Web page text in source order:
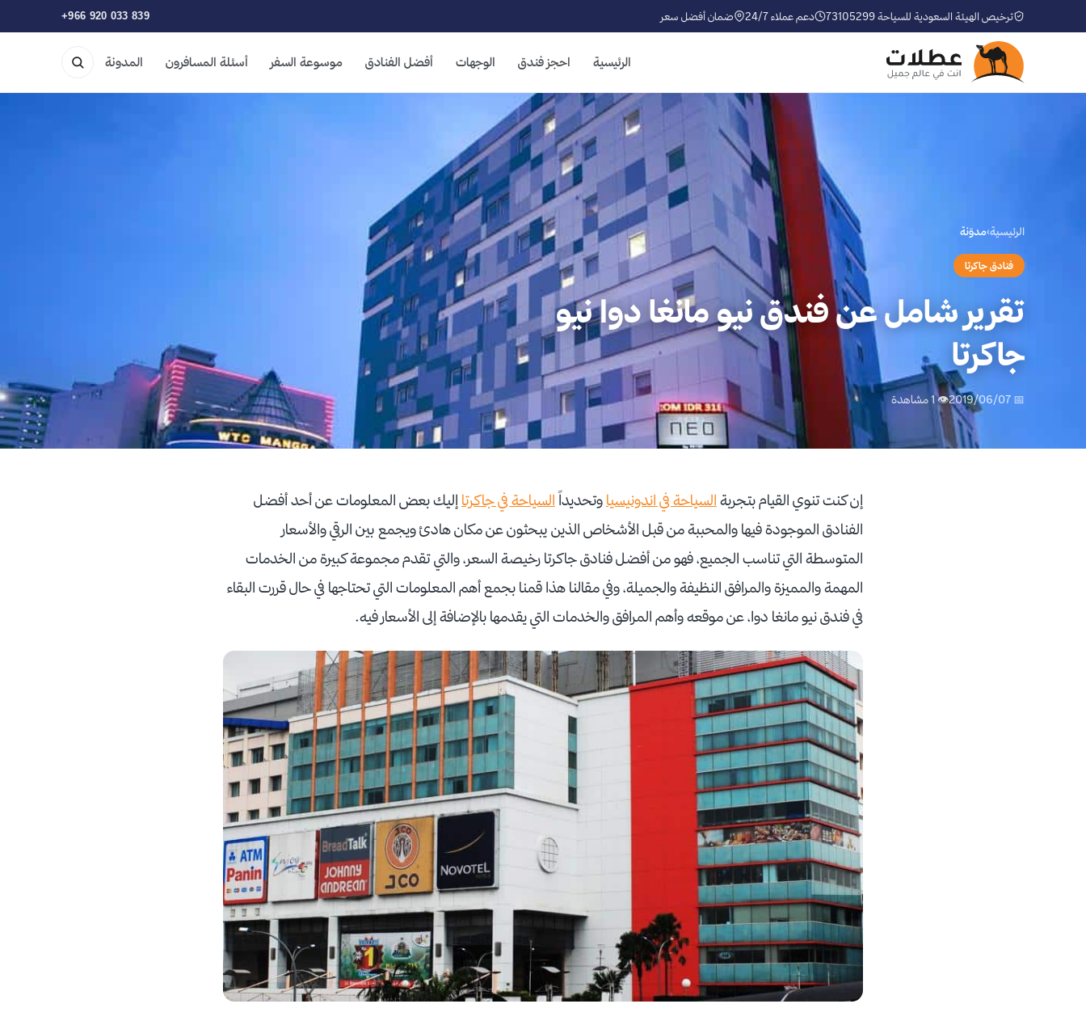
ترخيص الهيئة السعودية للسياحة 73105299 دعم عملاء 24/7 ضمان أفضل سعر +966 920 033 839
الرئيسية احجز فندق الوجهات أفضل الفنادق موسوعة السفر أسئلة المسافرون المدونة
الرئيسية›مدوّنة
فنادق جاكرتا
تقرير شامل عن فندق نيو مانغا دوا نيو
جاكرتا
📅 2019/06/07 👁 1 مشاهدة
إن كنت تنوي القيام بتجربة السياحة في اندونيسيا وتحديداً السياحة في جاكرتا إليك بعض المعلومات عن أحد أفضل
الفنادق الموجودة فيها والمحببة من قبل الأشخاص الذين يبحثون عن مكان هادئ ويجمع بين الرقي والأسعار
المتوسطة التي تناسب الجميع، فهو من أفضل فنادق جاكرتا رخيصة السعر، والتي تقدم مجموعة كبيرة من الخدمات
المهمة والمميزة والمرافق النظيفة والجميلة، وفي مقالنا هذا قمنا بجمع أهم المعلومات التي تحتاجها في حال قررت البقاء
في فندق نيو مانغا دوا، عن موقعه وأهم المرافق والخدمات التي يقدمها بالإضافة إلى الأسعار فيه.